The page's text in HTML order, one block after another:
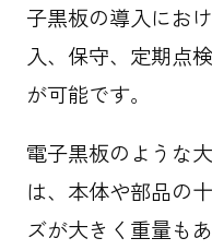
子黒板の導入にお
入、保守、定期点
が可能です。
電子黒板のような
は、本体や部品の
ズが大きく重量も